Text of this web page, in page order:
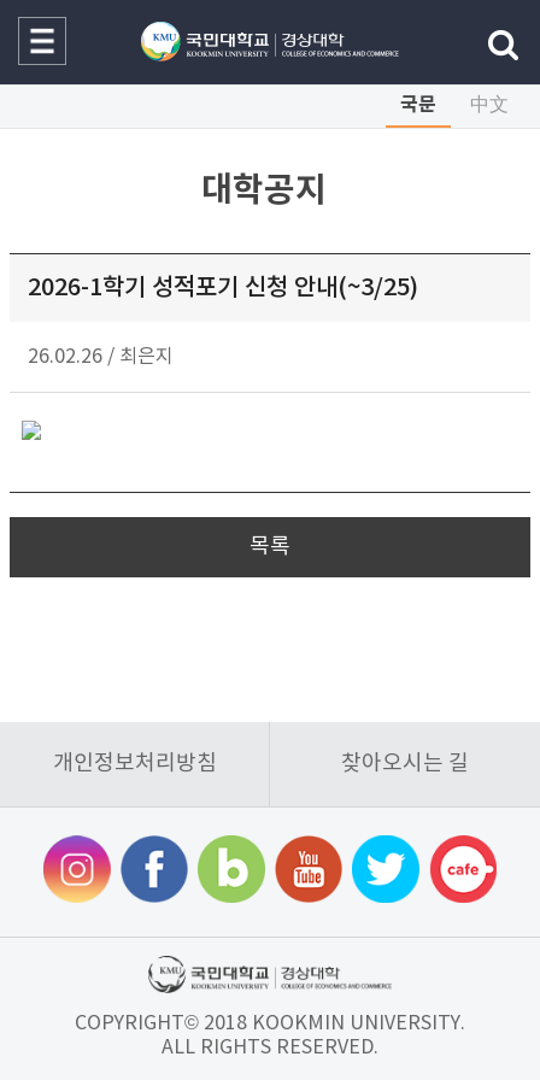
국문 中文
대학공지
2026-1학기 성적포기 신청 안내(~3/25)
26.02.26 / 최은지
목록
개인정보처리방침 찾아오시는 길
COPYRIGHT© 2018 KOOKMIN UNIVERSITY.
ALL RIGHTS RESERVED.